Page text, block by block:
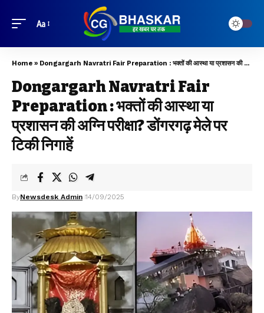
Aa
Home » Dongargarh Navratri Fair Preparation : भक्तों की आस्था या प्रशासन की अग्नि परीक्षा? डोंगरगढ़ मेले पर टिकी निगाहें
Dongargarh Navratri Fair
Preparation : भक्तों की आस्था या
प्रशासन की अग्नि परीक्षा? डोंगरगढ़ मेले पर
टिकी निगाहें
ByNewsdesk Admin 14/09/2025